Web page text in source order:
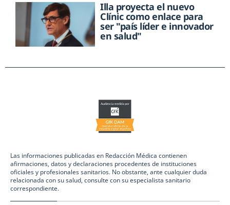
Illa proyecta el nuevo
Clínic como enlace para
ser "país líder e innovador
en salud"
Las informaciones publicadas en Redacción Médica contienen
afirmaciones, datos y declaraciones procedentes de instituciones
oficiales y profesionales sanitarios. No obstante, ante cualquier duda
relacionada con su salud, consulte con su especialista sanitario
correspondiente.